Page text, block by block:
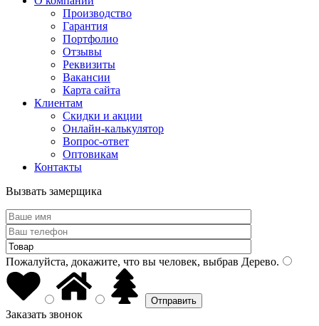
Производство
Гарантия
Портфолио
Отзывы
Реквизиты
Вакансии
Карта сайта
Клиентам
Скидки и акции
Онлайн-калькулятор
Вопрос-ответ
Оптовикам
Контакты
Вызвать замерщика
Пожалуйста, докажите, что вы человек, выбрав Дерево.
Заказать звонок